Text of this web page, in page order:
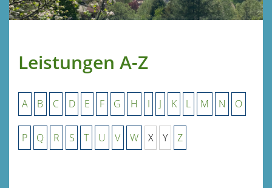
Leistungen A-Z
A B C D E F G H I J K L M N O
P Q R S T U V W X Y Z